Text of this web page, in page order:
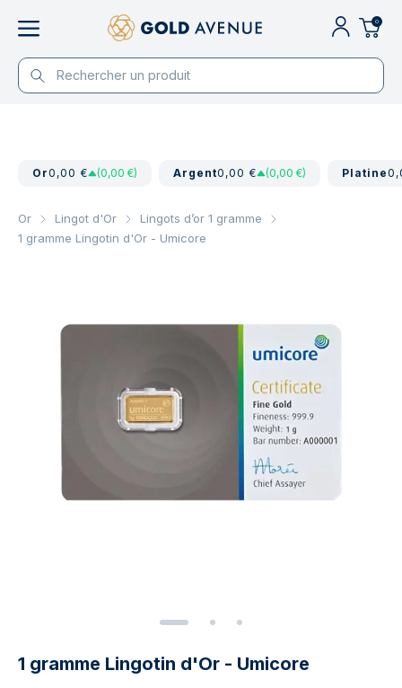
0
Or0,00 € (0,00 €) Argent0,00 € (0,00 €) Platine
Or Lingot d'Or
Lingots d’or 1 gramme
1 gramme Lingotin d'Or - Umicore
1 gramme Lingotin d'Or - Umicore